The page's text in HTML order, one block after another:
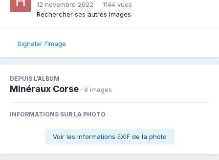
12 novembre 2022
1144 vues
Rechercher ses autres images
Signaler l’image
DEPUIS L’ALBUM
Minéraux Corse · 9 images
INFORMATIONS SUR LA PHOTO
Voir les informations EXIF de la photo